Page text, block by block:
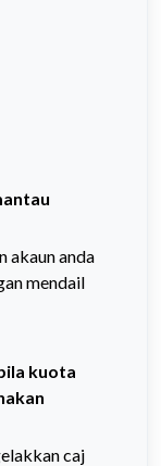
akaun anda
mendail
kuota
caj